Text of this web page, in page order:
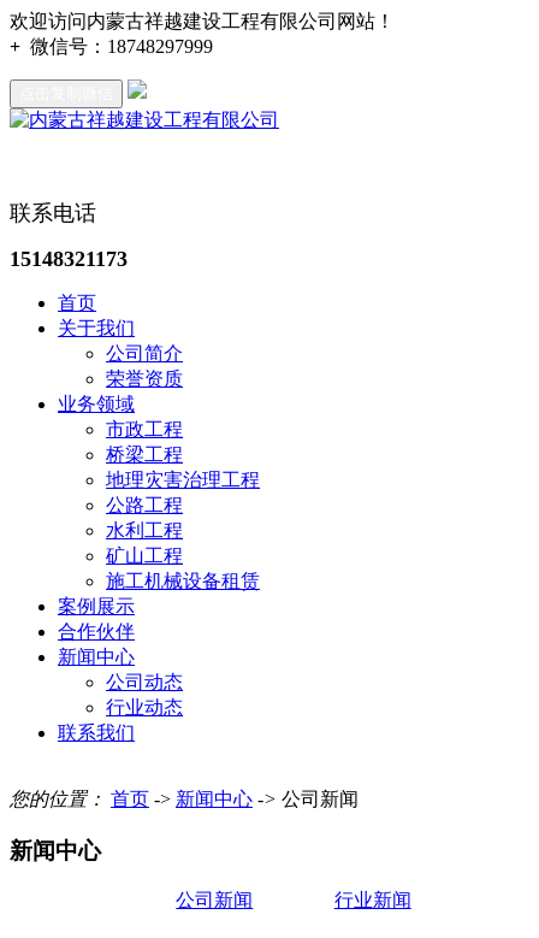
欢迎访问内蒙古祥越建设工程有限公司网站！
+ 微信号： 18748297999
联系电话
15148321173
首页
关于我们
公司简介
荣誉资质
业务领域
市政工程
桥梁工程
地理灾害治理工程
公路工程
水利工程
矿山工程
施工机械设备租赁
案例展示
合作伙伴
新闻中心
公司动态
行业动态
联系我们
您的位置： 首页 -> 新闻中心 -> 公司新闻
新闻中心
公司新闻 行业新闻